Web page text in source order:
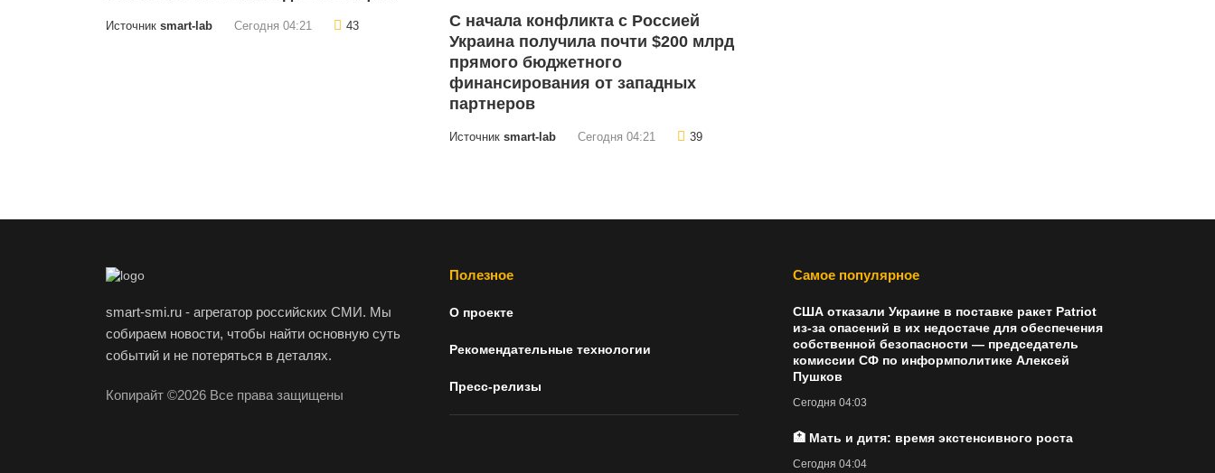
Источник smart-lab Сегодня 04:21 43
С начала конфликта с Россией
Украина получила почти $200 млрд
прямого бюджетного
финансирования от западных
партнеров
Источник smart-lab Сегодня 04:21 39
smart-smi.ru - агрегатор российских СМИ. Мы
собираем новости, чтобы найти основную суть
событий и не потеряться в деталях.
Копирайт ©2026 Все права защищены
Полезное
О проекте
Рекомендательные технологии
Пресс-релизы
Самое популярное
США отказали Украине в поставке ракет Patriot
из-за опасений в их недостаче для обеспечения
собственной безопасности — председатель
комиссии СФ по информполитике Алексей
Пушков
Сегодня 04:03
🏥 Мать и дитя: время экстенсивного роста
Сегодня 04:04